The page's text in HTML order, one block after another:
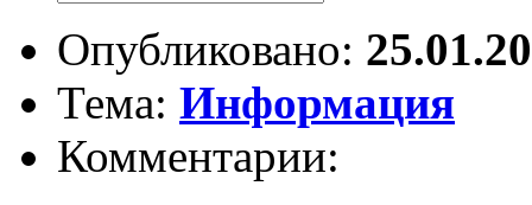
Опубликовано:
Тема: Информация
Комментарии: